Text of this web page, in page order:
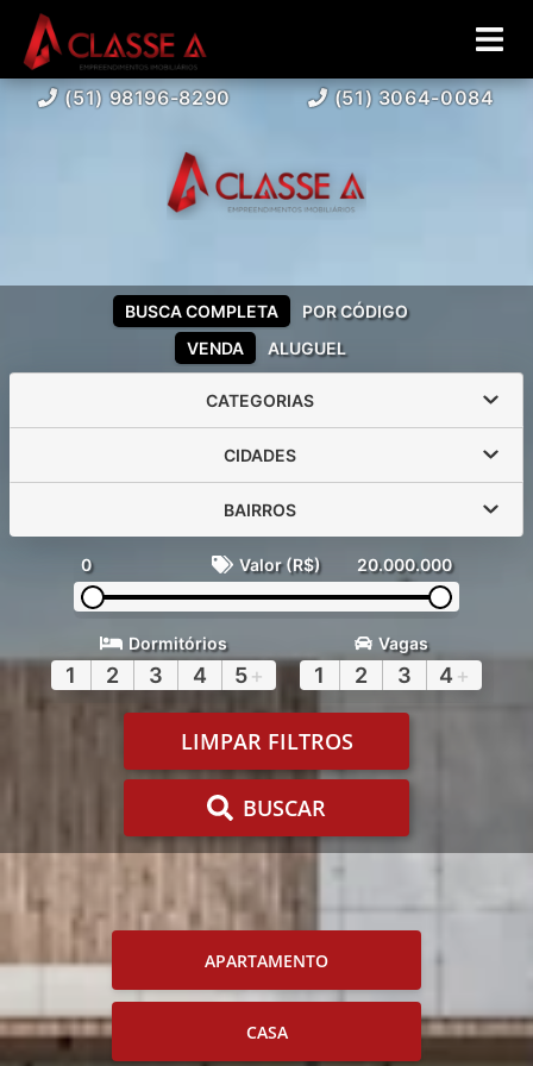
(51) 98196-8290 (51) 3064-0084
VENDA ALUGUEL
BUSCA COMPLETA POR CÓDIGO
CATEGORIAS
CIDADES
BAIRROS
0 Valor (R$) 20.000.000
Dormitórios
1 2 3 4 5+
Vagas
1 2 3 4 +
LIMPAR FILTROS
BUSCAR
APARTAMENTO
CASA